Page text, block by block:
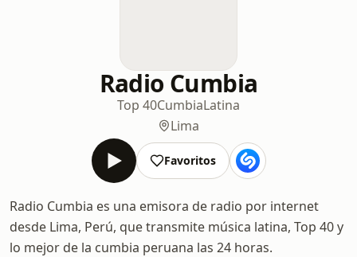
Radio Cumbia
Top 40CumbiaLatina
Lima
Favoritos
Radio Cumbia es una emisora de radio por internet
desde Lima, Perú, que transmite música latina, Top 40 y
lo mejor de la cumbia peruana las 24 horas.